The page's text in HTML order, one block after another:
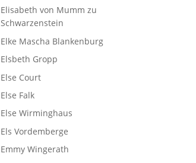
Elisabeth von Mumm zu
Schwarzenstein
Elke Mascha Blankenburg
Elsbeth Gropp
Else Court
Else Falk
Else Wirminghaus
Els Vordemberge
Emmy Wingerath